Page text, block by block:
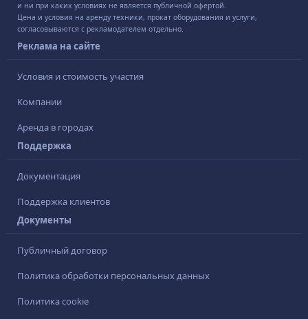
и ни при каких условиях не является публичной офертой.
Цена и условия на аренду техники, прокат оборудования и услуги,
согласовываются с рекламодателем отдельно.
Реклама на сайте
Условия и стоимость участия
Компании
Аренда в городах
Поддержка
Документация
Поддержка клиентов
Документы
Публичный договор
Политика обработки персональных данных
Политика cookie